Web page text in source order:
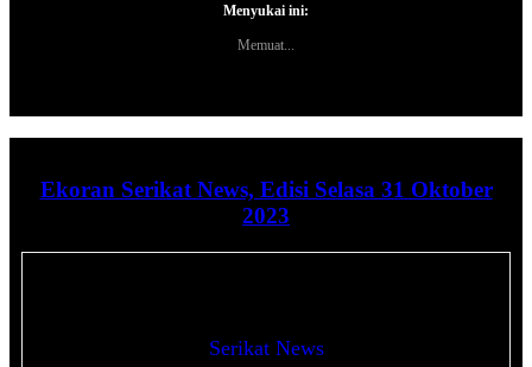
Menyukai ini:
Memuat...
Ekoran Serikat News, Edisi Selasa 31 Oktober
2023
Serikat News